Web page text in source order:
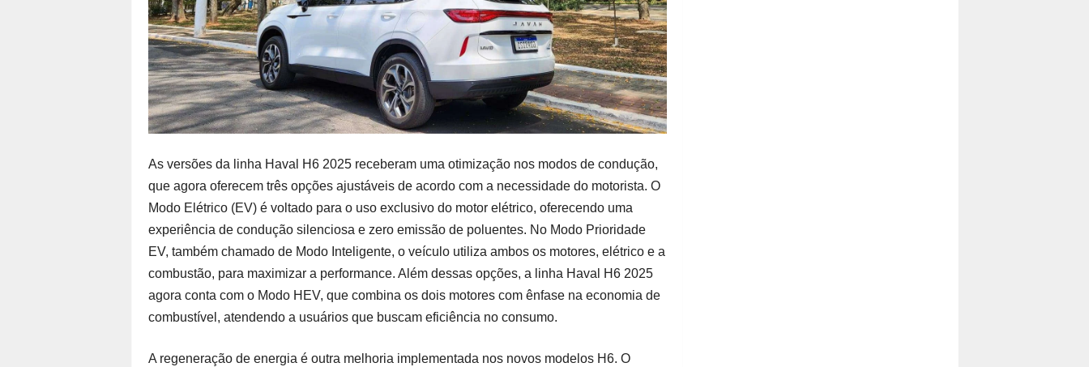
As versões da linha Haval H6 2025 receberam uma otimização nos modos de condução,
que agora oferecem três opções ajustáveis de acordo com a necessidade do motorista. O
Modo Elétrico (EV) é voltado para o uso exclusivo do motor elétrico, oferecendo uma
experiência de condução silenciosa e zero emissão de poluentes. No Modo Prioridade
EV, também chamado de Modo Inteligente, o veículo utiliza ambos os motores, elétrico e a
combustão, para maximizar a performance. Além dessas opções, a linha Haval H6 2025
agora conta com o Modo HEV, que combina os dois motores com ênfase na economia de
combustível, atendendo a usuários que buscam eficiência no consumo.
A regeneração de energia é outra melhoria implementada nos novos modelos H6. O